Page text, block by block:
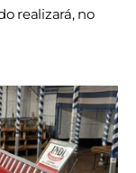
realizará, no